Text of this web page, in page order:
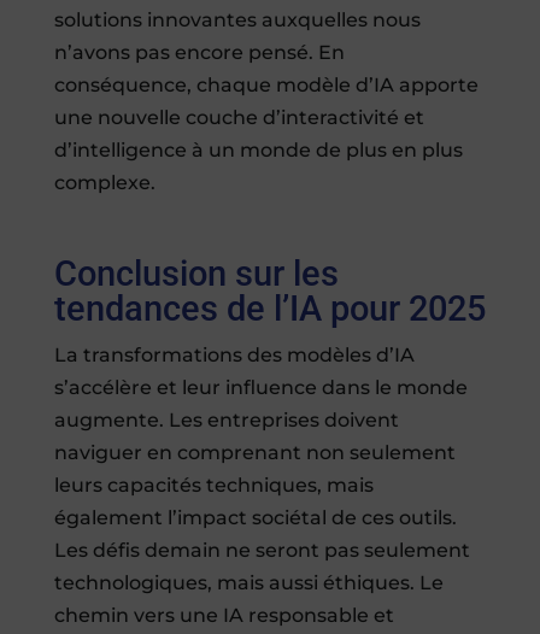
solutions innovantes auxquelles nous
n’avons pas encore pensé. En
conséquence, chaque modèle d’IA apporte
une nouvelle couche d’interactivité et
d’intelligence à un monde de plus en plus
complexe.
Conclusion sur les
tendances de l’IA pour 2025
La transformations des modèles d’IA
s’accélère et leur influence dans le monde
augmente. Les entreprises doivent
naviguer en comprenant non seulement
leurs capacités techniques, mais
également l’impact sociétal de ces outils.
Les défis demain ne seront pas seulement
technologiques, mais aussi éthiques. Le
chemin vers une IA responsable et